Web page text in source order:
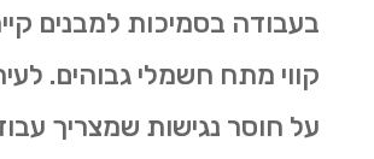
בעבודה בסמיכות למבנים
קווי מתח חשמלי גבוהים.
על חוסר נגישות שמצריך